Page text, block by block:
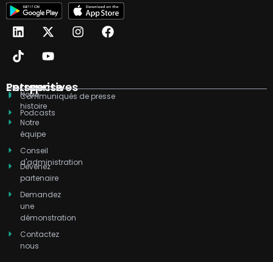
L
i
n
k
d
n
X
-
t
w
t
t
e
I
n
g
r
F
a
o
o
T
i
k
t
k
Y
o
u
t
b
e
Entreprise
Notre
histoire
Notre
équipe
Conseil
d'administration
Devenez
partenaire
Demandez
une
démonstration
Contactez
nous
Perspectives
Communiqués de presse
Podcasts